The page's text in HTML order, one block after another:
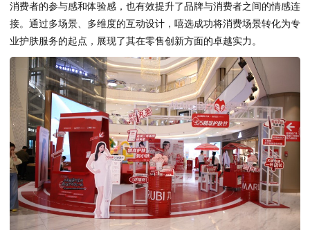
消费者的参与感和体验感，也有效提升了品牌与消费者之间的情感连
接。通过多场景、多维度的互动设计，嘻选成功将消费场景转化为专
业护肤服务的起点，展现了其在零售创新方面的卓越实力。